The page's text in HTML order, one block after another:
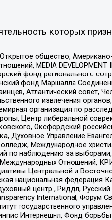
которых
общество,
MEDIA DEVELOPMENT
фонд регионального
фонд Маршалла
Атлантический совет,
извлечения
организация по
Центр либеральной
Оксфордский
Управление
Международное
по наблюдению за
Международных Отношений,
Центральной и
национальная федерация
центр , Риддл, Русский
International, Форум
государственного
Интернешнл, Фонд